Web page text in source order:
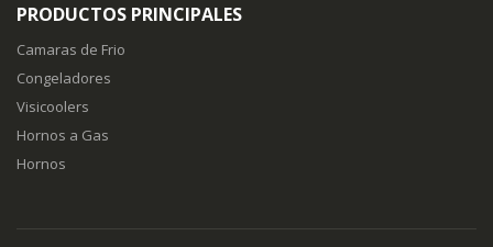
PRODUCTOS PRINCIPALES
Camaras de Frio
Congeladores
Visicoolers
Hornos a Gas
Hornos